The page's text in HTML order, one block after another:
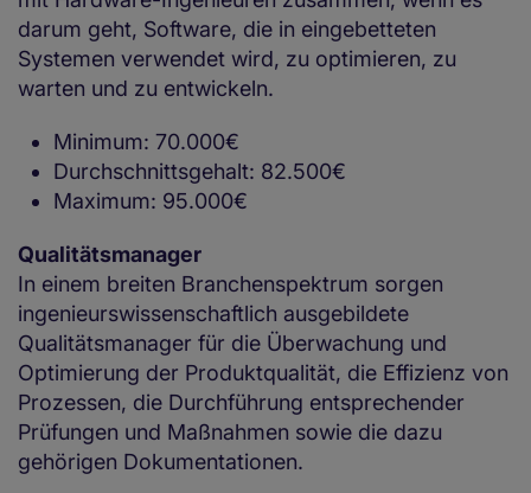
darum geht, Software, die in eingebetteten
Systemen verwendet wird, zu optimieren, zu
warten und zu entwickeln.
Minimum: 70.000€
Durchschnittsgehalt: 82.500€
Maximum: 95.000€
Qualitätsmanager
In einem breiten Branchenspektrum sorgen
ingenieurswissenschaftlich ausgebildete
Qualitätsmanager für die Überwachung und
Optimierung der Produktqualität, die Effizienz von
Prozessen, die Durchführung entsprechender
Prüfungen und Maßnahmen sowie die dazu
gehörigen Dokumentationen.